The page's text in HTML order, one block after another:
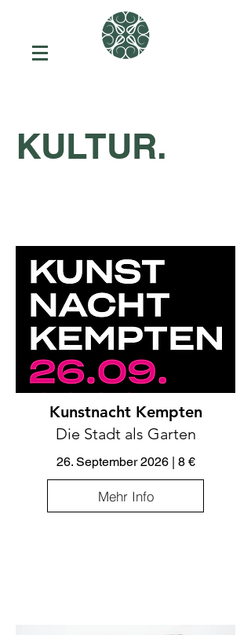
KULTUR.
Kunstnacht Kempten
Die Stadt als Garten
26. September 2026 | 8 €
Mehr Info